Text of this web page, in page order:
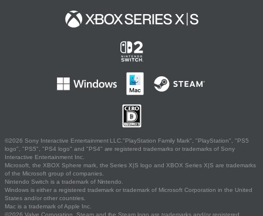
©2026 Sony Interactive Entertainment LLC."PlayStation Family Mark", "PlayStation", "PS5
logo", "PS5", "PS4 logo" and "PS4" are registered trademarks or trademarks of Sony
Interactive Entertainment Inc.
Microsoft, the XBOX Sphere mark, the Series X|S logo and XBOX Series X|S are trademarks
of the Microsoft group of companies.
Nintendo Switch is a trademark of Nintendo.
Windows is either a registered trademark or trademark of Microsoft Corporation in the United
States and/or other countries.
Mac is a trademark of Apple Inc.
©2026 Valve Corporation. Steam and the Steam logo are trademarks and/or registered